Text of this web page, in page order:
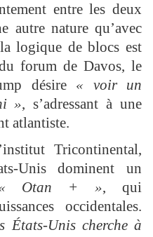
entre les deux
autre nature qu’avec
logique de blocs est
forum de Davos, le
désire « voir un
», s’adressant à une
atlantiste.
Tricontinental,
Unis dominent un
Otan + », qui
occidentales.
Unis cherche à